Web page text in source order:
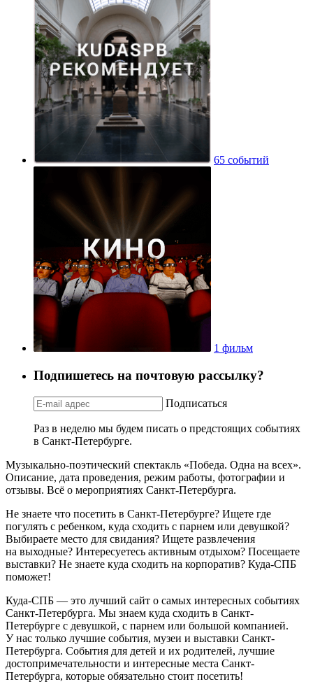
65 событий
1 фильм
Подпишетесь на почтовую рассылку?
Подписаться
Раз в неделю мы будем писать о предстоящих событиях
в Санкт-Петербурге.
Музыкально-поэтический спектакль «Победа. Одна на всех».
Описание, дата проведения, режим работы, фотографии и
отзывы. Всё о мероприятиях Санкт-Петербурга.
Не знаете что посетить в Санкт-Петербурге? Ищете где
погулять с ребенком, куда сходить с парнем или девушкой?
Выбираете место для свидания? Ищете развлечения
на выходные? Интересуетесь активным отдыхом? Посещаете
выставки? Не знаете куда сходить на корпоратив? Куда-СПБ
поможет!
Куда-СПБ — это лучший сайт о самых интересных событиях
Санкт-Петербурга. Мы знаем куда сходить в Санкт-
Петербурге с девушкой, с парнем или большой компанией.
У нас только лучшие события, музеи и выставки Санкт-
Петербурга. События для детей и их родителей, лучшие
достопримечательности и интересные места Санкт-
Петербурга, которые обязательно стоит посетить!